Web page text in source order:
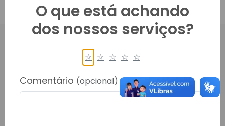
PRINCIPAL, 450, CENTRO
RONDOLANDIA- 78338000
Telefone: (66) 40622-778
O que está achando
dos nossos serviços?
☆ ☆ ☆ ☆ ☆
Comentário (opcional)